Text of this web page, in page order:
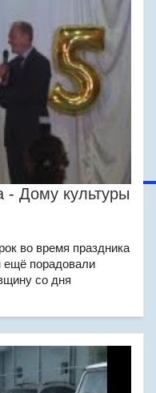
- Дому культуры
во время праздника
ещё порадовали
со дня